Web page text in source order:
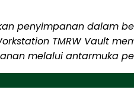
penyimpanan dalam
TMRW Vault
melalui antarmuka